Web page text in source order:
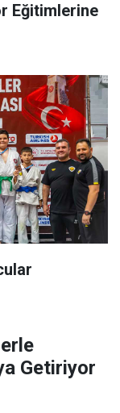
Eğitimlerine
Getiriyor